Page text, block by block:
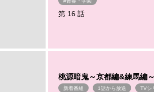
第 16 話
桃源暗鬼～京都編&練馬編～
新着番組 1話から放送 TVシ